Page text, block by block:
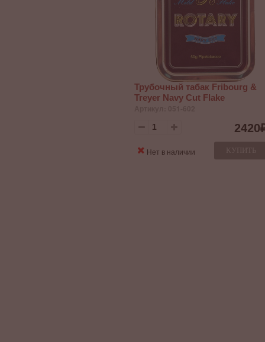
Трубочный табак Fribourg &
Treyer Navy Cut Flake
2420
КУПИТЬ
Нет в наличии